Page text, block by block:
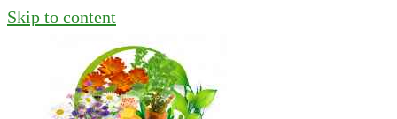
Skip to content